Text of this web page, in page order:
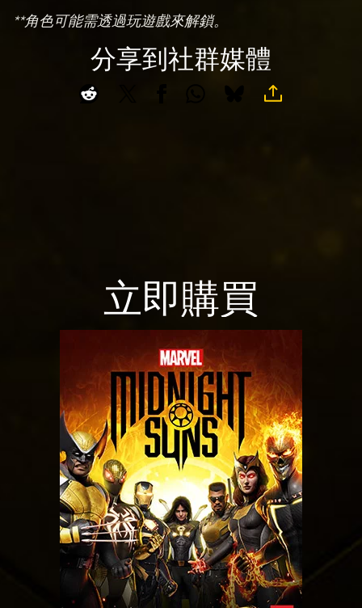
示
**角色可能需透過玩遊戲來解鎖。
分享到社群媒體
立即購買